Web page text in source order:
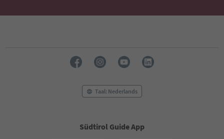
Taal: Nederlands
Südtirol Guide App